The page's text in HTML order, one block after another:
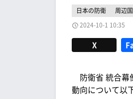
日本の防衛 周辺
2024-10-1 10:35
X
防衛省 統合幕
動向について以